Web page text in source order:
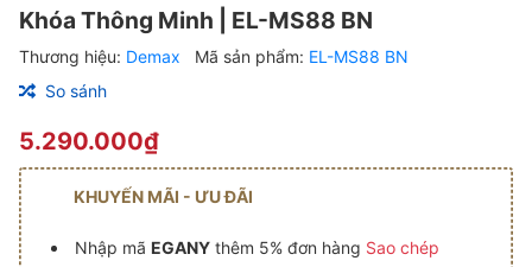
Khóa Thông Minh | EL-MS88 BN
Thương hiệu: Demax Mã sản phẩm: EL-MS88 BN
So sánh
5.290.000₫
KHUYẾN MÃI - ƯU ĐÃI
Nhập mã EGANYthêm 5% đơn hàng Sao chép